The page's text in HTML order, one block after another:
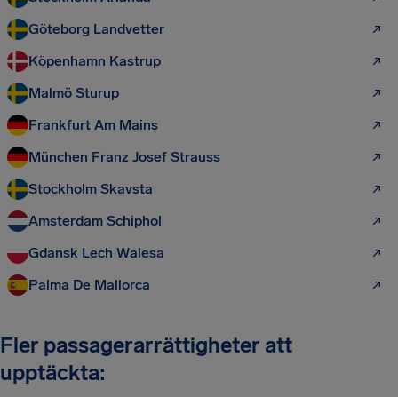
Göteborg Landvetter
Köpenhamn Kastrup
Malmö Sturup
Frankfurt Am Mains
München Franz Josef Strauss
Stockholm Skavsta
Amsterdam Schiphol
Gdansk Lech Walesa
Palma De Mallorca
Fler passagerarrättigheter att
upptäckta: